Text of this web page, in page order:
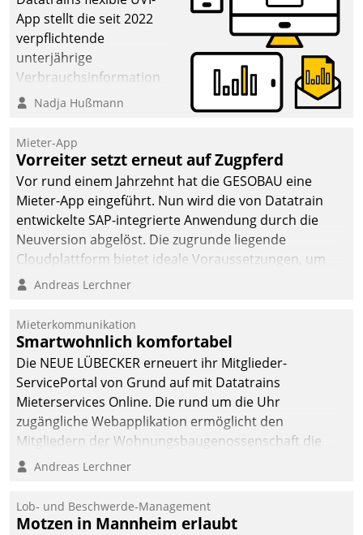
App stellt die seit 2022
verpflichtende
unterjährige
Verbrauchsinformation
schnell, zuverlässig und
Die monatlichen
Mitteilungen zum
Heizungs- und
Wasserverbrauch gehen
automatisiert, vollständig
und auf Wunsch über
mehrere zuvor
Kommunikationswege bei
Nadja Hußmann
Mieter-App
Vorreiter setzt erneut auf Zugpferd
Vor rund einem Jahrzehnt hat die GESOBAU eine
Mieter-App eingeführt. Nun wird die von Datatrain
entwickelte SAP-integrierte Anwendung durch die
Neuversion abgelöst. Die zugrunde liegende
Cloudplattform bietet ideale Voraussetzungen, um
die Funktionalität der App zu erweitern und weitere
integrieren.
Andreas Lerchner
Mieterkommunikation
Smartwohnlich komfortabel
Die NEUE LÜBECKER erneuert ihr Mitglieder-
ServicePortal von Grund auf mit Datatrains
Mieterservices Online. Die rund um die Uhr
zugängliche Webapplikation ermöglicht den
Mitgliedern der Wohnungs­bau­genossenschaft die
Kontaktaufnahme per Smartphone, Tablet oder PC.
Andreas Lerchner
Lob- und Beschwerde-Management
Motzen in Mannheim erlaubt